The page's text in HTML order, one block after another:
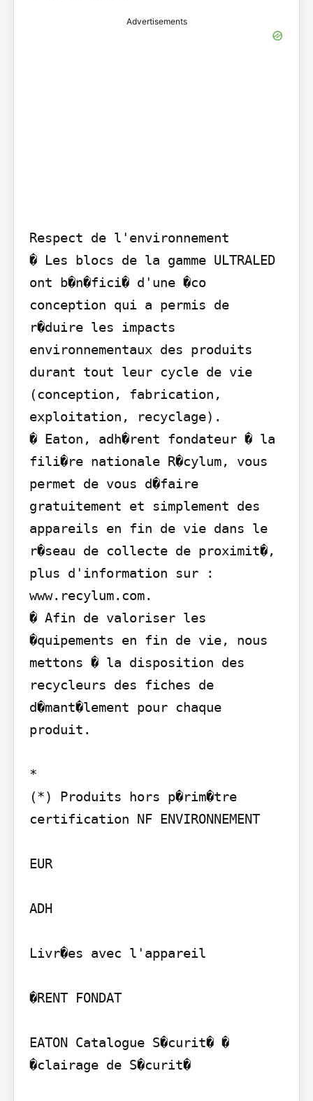
Advertisements
Respect de l'environnement
� Les blocs de la gamme ULTRALED
ont b�n�fici� d'une �co
conception qui a permis de
r�duire les impacts
environnementaux des produits
durant tout leur cycle de vie
(conception, fabrication,
exploitation, recyclage).
� Eaton, adh�rent fondateur � la
fili�re nationale R�cylum, vous
permet de vous d�faire
gratuitement et simplement des
appareils en fin de vie dans le
r�seau de collecte de proximit�,
plus d'information sur :
www.recylum.com.
� Afin de valoriser les
�quipements en fin de vie, nous
mettons � la disposition des
recycleurs des fiches de
d�mant�lement pour chaque
produit.
*
(*) Produits hors p�rim�tre
certification NF ENVIRONNEMENT
EUR
ADH
Livr�es avec l'appareil
�RENT FONDAT
EATON Catalogue S�curit� �
�clairage de S�curit�